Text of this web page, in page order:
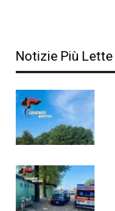
Notizie Più Lette